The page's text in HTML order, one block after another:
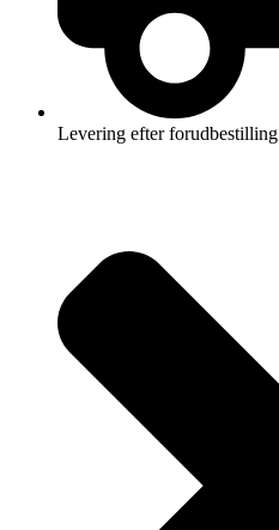
Levering efter forudbestilling